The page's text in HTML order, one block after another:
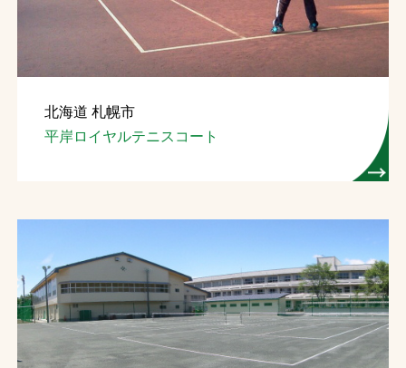
北海道 札幌市
平岸ロイヤルテニスコート